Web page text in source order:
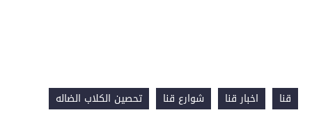
قنا اخبار قنا شوارع قنا تحصين الكلاب الضاله